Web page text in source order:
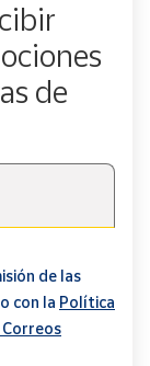
de
de las
con la Política